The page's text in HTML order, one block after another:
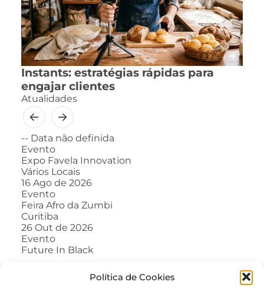
Política de Cookies
Instants: estratégias rápidas para
engajar clientes
Atualidades
-- Data não definida
Evento
Expo Favela Innovation
Vários Locais
16 Ago de 2026
Evento
Feira Afro da Zumbi
Curitiba
26 Out de 2026
Evento
Future In Black